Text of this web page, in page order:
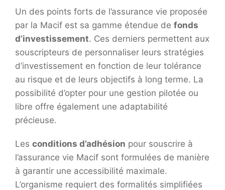
Un des points forts de l’assurance vie proposée
par la Macif est sa gamme étendue de fonds
d’investissement. Ces derniers permettent aux
souscripteurs de personnaliser leurs stratégies
d’investissement en fonction de leur tolérance
au risque et de leurs objectifs à long terme. La
possibilité d’opter pour une gestion pilotée ou
libre offre également une adaptabilité
précieuse.
Les conditions d’adhésion pour souscrire à
l’assurance vie Macif sont formulées de manière
à garantir une accessibilité maximale.
L’organisme requiert des formalités simplifiées